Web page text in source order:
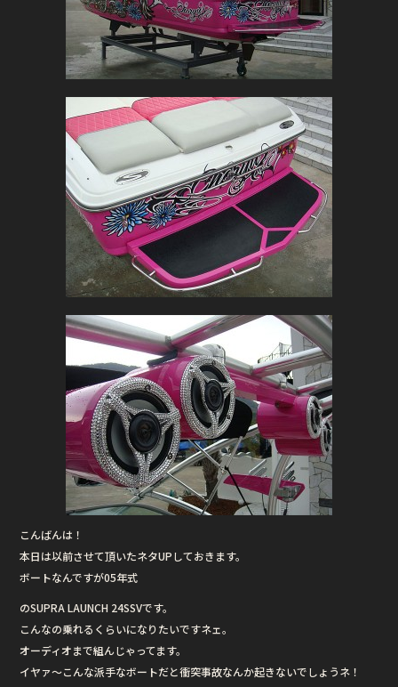
こんばんは！
本日は以前させて頂いたネタUPしておきます。
ボートなんですが05年式
のSUPRA LAUNCH 24SSVです。
こんなの乗れるくらいになりたいですネェ。
オーディオまで組んじゃってます。
イヤァ〜こんな派手なボートだと衝突事故なんか起きないでしょうネ！